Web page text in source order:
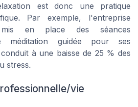
est donc une pratique
Par exemple, l'entreprise
en place des séances
méditation guidée pour ses
à une baisse de 25 % des
stress.
vie